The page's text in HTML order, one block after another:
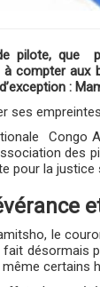
pilote, que
compter aux
:
ses
Congo
des
pour la justice
le
fait désormais
certains